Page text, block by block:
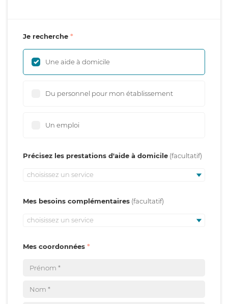
Je recherche
Une aide à domicile
Du personnel pour mon établissement
Un emploi
Précisez les prestations d'aide à domicile
choisissez un service
Mes besoins complémentaires
choisissez un service
Mes coordonnées